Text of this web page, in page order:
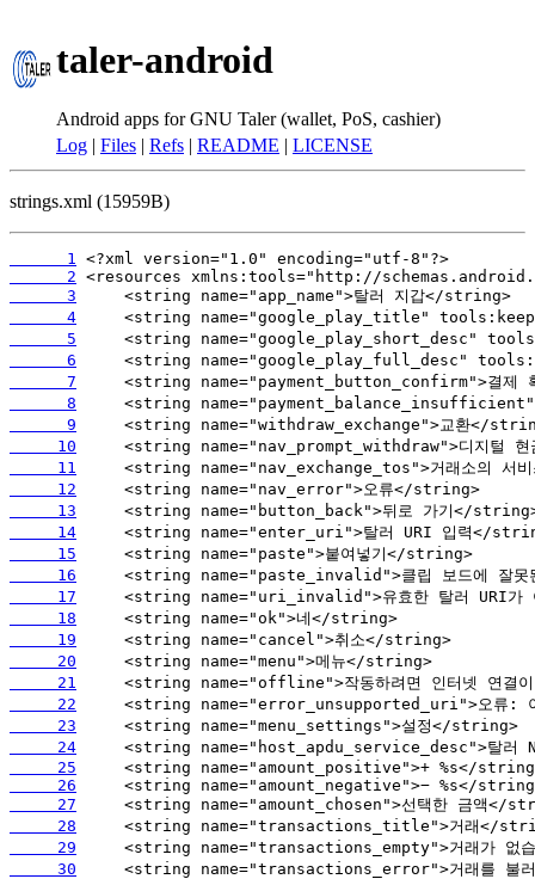
taler-android
Android apps for GNU Taler (wallet, PoS, cashier)
Log | Files | Refs | README | LICENSE
strings.xml (15959B)
      1
      2
      3
      4
      5
      6
      7
      8
      9
     10
     11
     12
     13
     14
     15
     16
     17
     18
     19
     20
     21
     22
     23
     24
     25
     26
     27
     28
     29
     30